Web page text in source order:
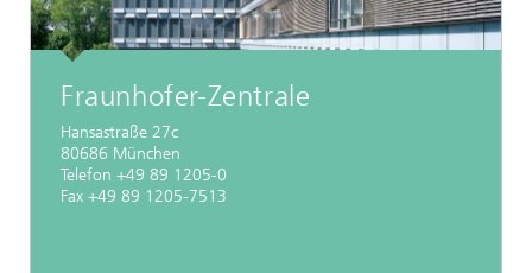
Fraunhofer-Zentrale
Hansastraße 27c
80686 München
Telefon +49 89 1205-0
Fax +49 89 1205-7513